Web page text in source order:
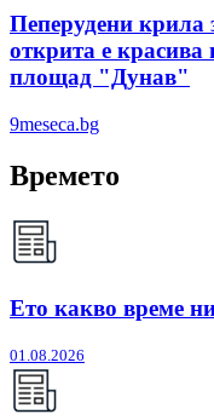
Пеперудени крила
открита е
площад "Дунав"
9meseca.bg
Времето
Ето какво време
01.08.2026